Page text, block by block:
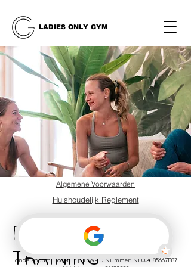
LADIES ONLY GYM
PERSONAL
TRAINING
Algemene Voorwaarden
Huishoudelijk Reglement
Privacybeleid
Handelsnaam: TogetFit | BTW-ID Nummer: NL004185667B87 |